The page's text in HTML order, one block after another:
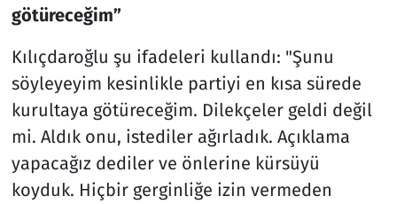
götüreceğim”
Kılıçdaroğlu şu ifadeleri kullandı: "Şunu
söyleyeyim kesinlikle partiyi en kısa sürede
kurultaya götüreceğim. Dilekçeler geldi değil
mi. Aldık onu, istediler ağırladık. Açıklama
yapacağız dediler ve önlerine kürsüyü
koyduk. Hiçbir gerginliğe izin vermeden